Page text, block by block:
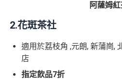
阿薩姆
2.花斑茶社
適用於荔枝角 ,元朗, 新蒲崗,
店
指定飲品7折